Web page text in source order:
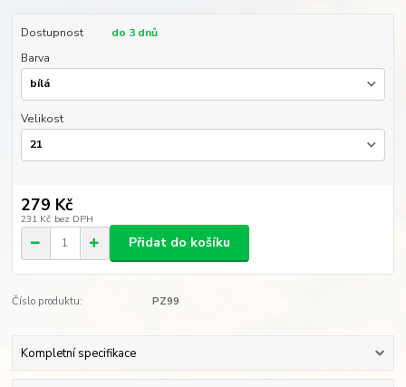
Dostupnost
do 3 dnů
Barva
Velikost
279 Kč
231 Kč bez DPH
Přidat do košíku
Číslo produktu: PZ99
Kompletní specifikace